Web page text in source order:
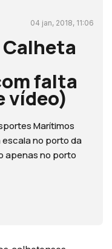
04 jan, 2018, 11:06
falta
vídeo)
Marítimos
no porto da
apenas no porto